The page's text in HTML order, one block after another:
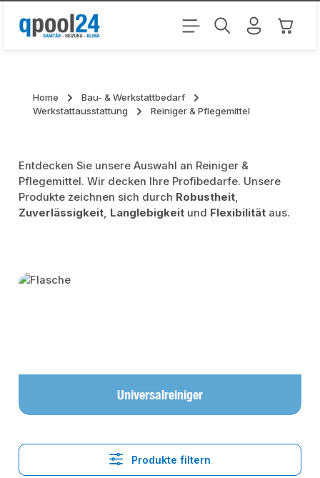
Zum Hauptinhalt springen
Home
Bau- & Werkstattbedarf
Werkstattausstattung
Reiniger & Pflegemittel
Entdecken Sie unsere Auswahl an Reiniger &
Pflegemittel. Wir decken Ihre Profibedarfe. Unsere
Produkte zeichnen sich durch Robustheit,
Zuverlässigkeit, Langlebigkeit und Flexibilität aus.
Kategoriegalerie überspringen
Universalreiniger
Produkte filtern